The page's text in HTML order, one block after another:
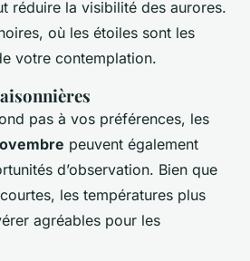
réduire la visibilité des aurores.
où les étoiles sont les
votre contemplation.
pas à vos préférences, les
peuvent également
d’observation. Bien que
les températures plus
agréables pour les